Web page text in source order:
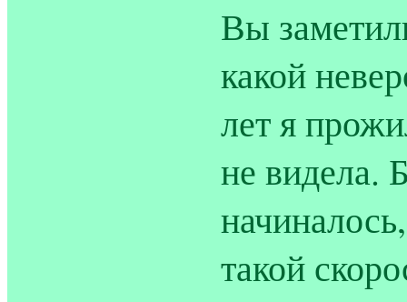
Вы
какой
лет я
не видела.
такой